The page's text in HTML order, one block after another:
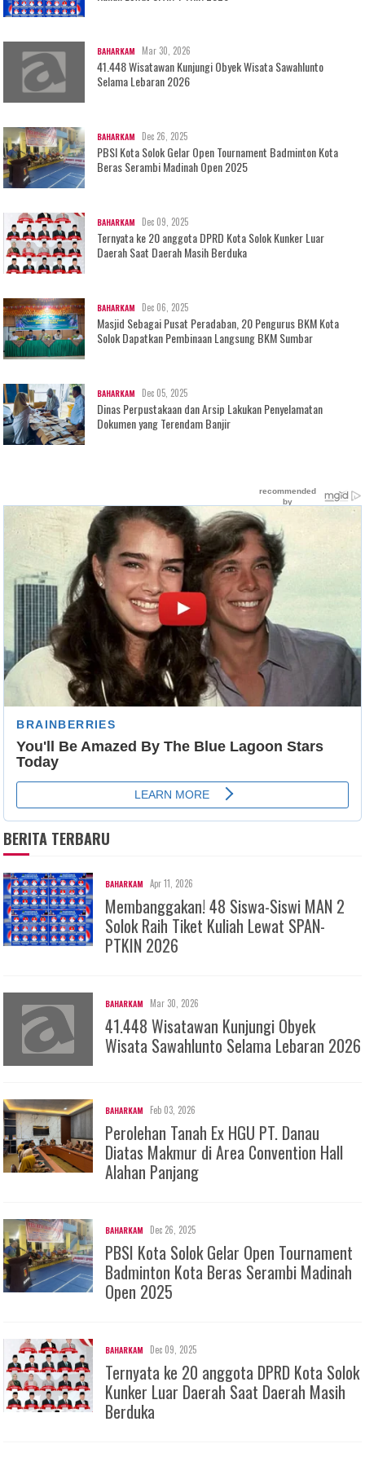
BAHARKAM Mar 30, 2026
41.448 Wisatawan Kunjungi Obyek Wisata Sawahlunto
Selama Lebaran 2026
BAHARKAM Dec 26, 2025
PBSI Kota Solok Gelar Open Tournament Badminton Kota
Beras Serambi Madinah Open 2025
BAHARKAM Dec 09, 2025
Ternyata ke 20 anggota DPRD Kota Solok Kunker Luar
Daerah Saat Daerah Masih Berduka
BAHARKAM Dec 06, 2025
Masjid Sebagai Pusat Peradaban, 20 Pengurus BKM Kota
Solok Dapatkan Pembinaan Langsung BKM Sumbar
BAHARKAM Dec 05, 2025
Dinas Perpustakaan dan Arsip Lakukan Penyelamatan
Dokumen yang Terendam Banjir
BERITA TERBARU
BAHARKAM Apr 11, 2026
Membanggakan! 48 Siswa-Siswi MAN 2
Solok Raih Tiket Kuliah Lewat SPAN-
PTKIN 2026
BAHARKAM Mar 30, 2026
41.448 Wisatawan Kunjungi Obyek
Wisata Sawahlunto Selama Lebaran 2026
BAHARKAM Feb 03, 2026
Perolehan Tanah Ex HGU PT. Danau
Diatas Makmur di Area Convention Hall
Alahan Panjang
BAHARKAM Dec 26, 2025
PBSI Kota Solok Gelar Open Tournament
Badminton Kota Beras Serambi Madinah
Open 2025
BAHARKAM Dec 09, 2025
Ternyata ke 20 anggota DPRD Kota Solok
Kunker Luar Daerah Saat Daerah Masih
Berduka